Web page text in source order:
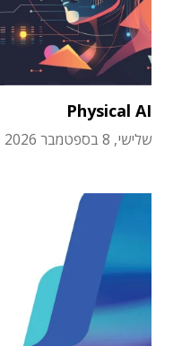
Physical AI
שלישי, 8 בספטמבר 2026